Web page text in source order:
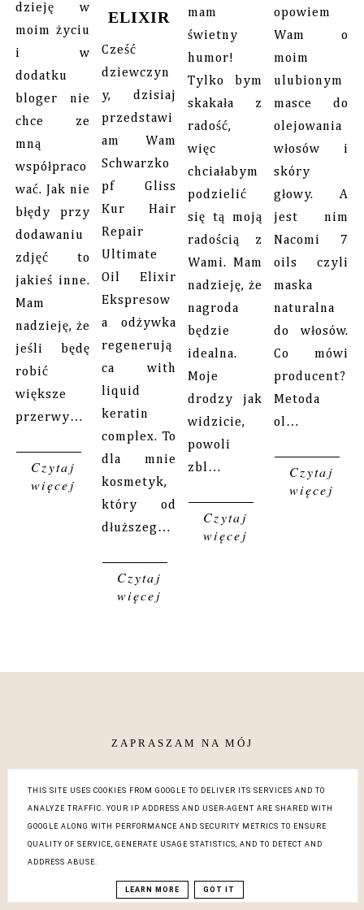
dzieję w
moim życiu
i w
dodatku
bloger nie
chce ze
mną
współpraco
wać. Jak nie
błędy przy
dodawaniu
zdjęć to
jakieś inne.
Mam
nadzieję, że
jeśli będę
robić
większe
przerwy…
Czytaj
więcej
ELIXIR
Cześć
dziewczyn
y, dzisiaj
przedstawi
am Wam
Schwarzko
pf Gliss
Kur Hair
Repair
Ultimate
Oil Elixir
Ekspresow
a odżywka
regenerują
ca with
liquid
keratin
complex. To
dla mnie
kosmetyk,
który od
dłuższeg…
Czytaj
więcej
mam
świetny
humor!
Tylko bym
skakała z
radość,
więc
chciałabym
podzielić
się tą moją
radością z
Wami. Mam
nadzieję, że
nagroda
będzie
idealna.
Moje
drodzy jak
widzicie,
powoli
zbl…
Czytaj
więcej
opowiem
Wam o
moim
ulubionym
masce do
olejowania
włosów i
skóry
głowy. A
jest nim
Nacomi 7
oils czyli
maska
naturalna
do włosów.
Co mówi
producent?
Metoda
ol…
Czytaj
więcej
instagram
THIS SITE USES COOKIES FROM GOOGLE TO DELIVER ITS SERVICES AND TO
ANALYZE TRAFFIC. YOUR IP ADDRESS AND USER-AGENT ARE SHARED WITH
GOOGLE ALONG WITH PERFORMANCE AND SECURITY METRICS TO ENSURE
QUALITY OF SERVICE, GENERATE USAGE STATISTICS, AND TO DETECT AND
ADDRESS ABUSE.
LEARN MORE GOT IT